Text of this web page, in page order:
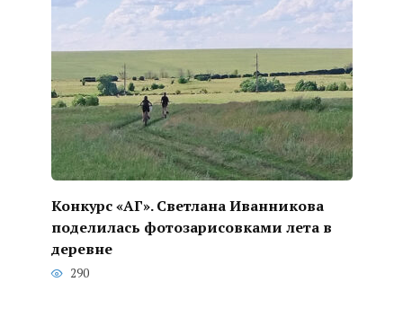
Конкурс «АГ». Светлана Иванникова
поделилась фотозарисовками лета в
деревне
290